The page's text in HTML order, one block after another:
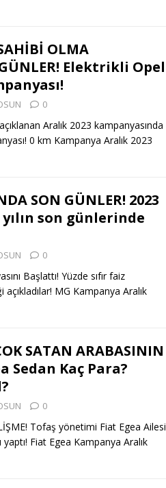
OLMA
Elektrikli Opel
0
Aralık 2023 kampanyasında
0 km Kampanya Aralık 2023
SON GÜNLER! 2023
son günlerinde
0
Başlattı! Yüzde sıfır faiz
MG Kampanya Aralık
SATAN ARABASININ
Sedan Kaç Para?
0
Tofaş yönetimi Fiat Egea Ailesi
Fiat Egea Kampanya Aralık